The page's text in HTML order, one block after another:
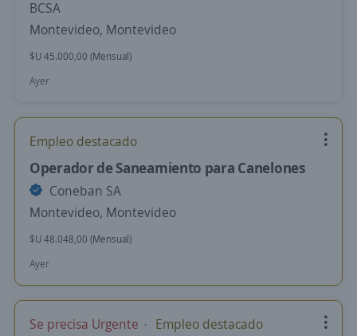
BCSA
Montevideo, Montevideo
$U 45.000,00 (Mensual)
Ayer
Empleo destacado
Operador de Saneamiento para Canelones
Coneban SA
Montevideo, Montevideo
$U 48.048,00 (Mensual)
Ayer
Se precisa Urgente Empleo destacado